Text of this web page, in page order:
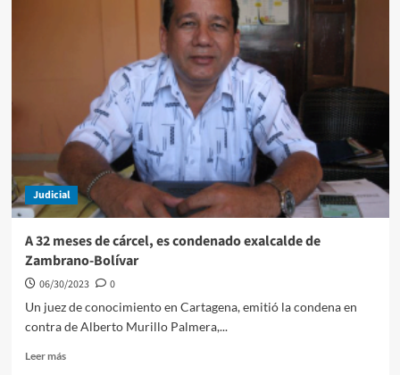
Bolívar
Judicial
A 32 meses de cárcel, es condenado exalcalde de
Zambrano-Bolívar
06/30/2023
0
Un juez de conocimiento en Cartagena, emitió la condena en
contra de Alberto Murillo Palmera,...
Leer másLeer